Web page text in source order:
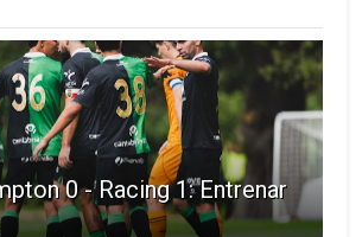
0 - Racing 1: Entrenar